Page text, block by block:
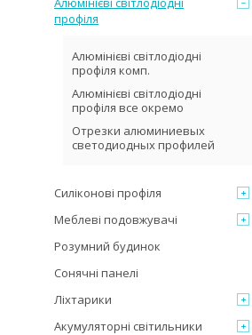
профіля
Алюмінієві світлодіодні
профіля комп.
Алюмінієві світлодіодні
профіля все окремо
Отрезки алюминиевых
светодиодных профилей
Силіконові профіля
Меблеві подовжувачі
Розумний будинок
Сонячні панелі
Ліхтарики
Акумуляторні світильники